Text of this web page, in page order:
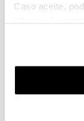
Caso aceite,
funcionalidade)
(cookies de
utilização dos